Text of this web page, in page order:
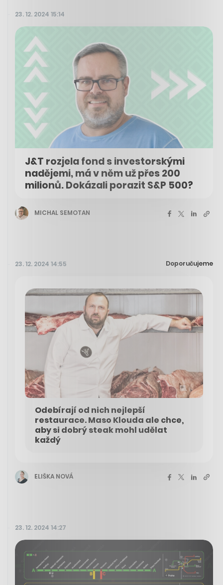
23. 12. 2024 15:14
J&T rozjela fond s investorskými
nadějemi, má v něm už přes 200
milionů. Dokázali porazit S&P 500?
MICHAL SEMOTAN
23. 12. 2024 14:55 Doporučujeme
Odebírají od nich nejlepší
restaurace. Maso Klouda ale chce,
aby si dobrý steak mohl udělat
každý
ELIŠKA NOVÁ
23. 12. 2024 14:27